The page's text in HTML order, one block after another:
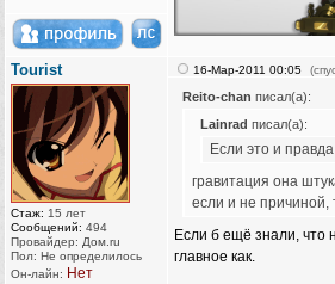
Tourist
Стаж: 15 лет
Сообщений: 494
Провайдер: Дом.ru
Пол: Не определилось
Он-лайн: Нет
16-Мар-2011 00:05
Reito-chan писал(а):
Lainrad писал(а):
Если это и
гравитация она
если и не
Если б ещё знали, что
главное как.